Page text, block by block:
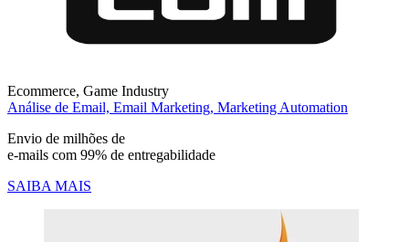
Ecommerce, Game Industry
Análise de Email, Email Marketing, Marketing Automation
Envio de milhões de
e-mails com 99% de entregabilidade
SAIBA MAIS